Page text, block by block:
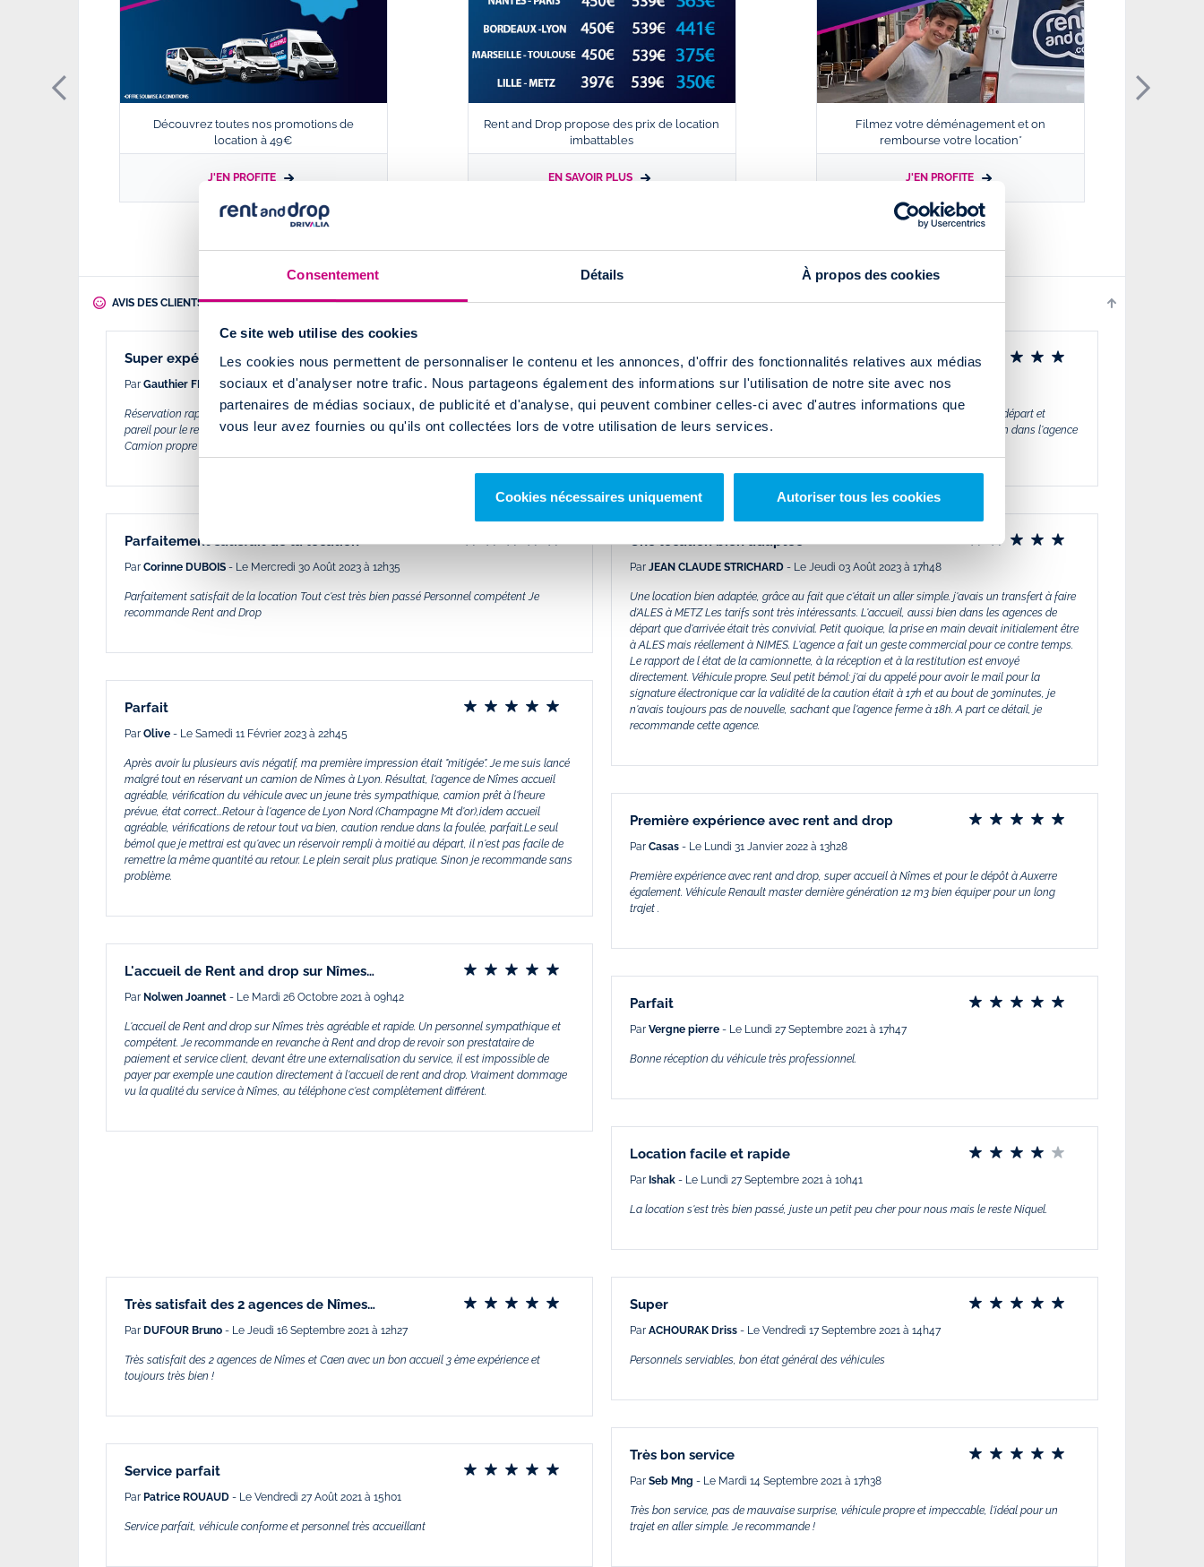
Consentement Détails À propos des cookies
Ce site web utilise des cookies
Les cookies nous permettent de personnaliser le contenu et les annonces, d'offrir des fonctionnalités relatives aux médias
sociaux et d'analyser notre trafic. Nous partageons également des informations sur l'utilisation de notre site avec nos
partenaires de médias sociaux, de publicité et d'analyse, qui peuvent combiner celles-ci avec d'autres informations que
vous leur avez fournies ou qu'ils ont collectées lors de votre utilisation de leurs services.
Cookies nécessaires uniquement Autoriser tous les cookies
Découvrez toutes nos promotions de
location à 49€
J'EN PROFITE
Rent and Drop propose des prix de location
imbattables
EN SAVOIR PLUS
Filmez votre déménagement et on
rembourse votre location*
J'EN PROFITE
AVIS DES CLIENTS DE RENT AND DROP NÎMES
Super expérience !!!
Par Gauthier FLEURY- Le Samedi 15 Février 2025 à 23h39
Réservation rapide par internet, véhicule récupérer rapidement après un tour du véhicule,
pareil pour le retour. Les employés des agences au départ et au retour super sympathique.
Camion propre et super fonctionnel. Je recommande les yeux fermés.
Réservation très simple sur internet…
ParSylvie- Le Mercredi 29 Novembre 2023 à 07h03
Réservation sur internet sans difficultés, très bon accueil dans les agences de départ et
d'arrivée. Camion propre et confortable, le plus est de pouvoir laisser le camion dans l'agence
Parfaitement satisfait de la location
Par Corinne DUBOIS - Le Mercredi 30 Août 2023 à 12h35
Parfaitement satisfait de la location Tout c'est très bien passé Personnel compétent Je
recommande Rent and Drop
Une location bien adaptée
Par JEAN CLAUDE STRICHARD - Le Jeudi 03 Août 2023 à 17h48
Une location bien adaptée, grâce au fait que c'était un aller simple. j'avais un transfert à faire
d'ALES à METZ Les tarifs sont très intéressants. L'accueil, aussi bien dans les agences de
départ que d'arrivée était très convivial. Petit quoique, la prise en main devait initialement être
à ALES mais réellement à NIMES. L'agence a fait un geste commercial pour ce contre temps.
Le rapport de l état de la camionnette, à la réception et à la restitution est envoyé
directement. Véhicule propre. Seul petit bémol: j'ai du appelé pour avoir le mail pour la
signature électronique car la validité de la caution était à 17h et au bout de 30minutes, je
n'avais toujours pas de nouvelle, sachant que l'agence ferme à 18h. A part ce détail, je
recommande cette agence.
Parfait
Par Olive - Le Samedi 11 Février 2023 à 22h45
Après avoir lu plusieurs avis négatif, ma première impression était "mitigée". Je me suis lancé
malgré tout en réservant un camion de Nîmes à Lyon. Résultat, l'agence de Nîmes accueil
agréable, vérification du véhicule avec un jeune très sympathique, camion prêt à l'heure
prévue, état correct...Retour à l'agence de Lyon Nord (Champagne Mt d'or),idem accueil
agréable, vérifications de retour tout va bien, caution rendue dans la foulée, parfait.Le seul
bémol que je mettrai est qu'avec un réservoir rempli à moitié au départ, il n'est pas facile de
remettre la même quantité au retour. Le plein serait plus pratique. Sinon je recommande sans
problème.
Première expérience avec rent and drop
Par Casas - Le Lundi 31 Janvier 2022 à 13h28
Première expérience avec rent and drop, super accueil à Nîmes et pour le dépôt à Auxerre
également. Véhicule Renault master dernière génération 12 m3 bien équiper pour un long
trajet .
L'accueil de Rent and drop sur Nîmes…
Par Nolwen Joannet - Le Mardi 26 Octobre 2021 à 09h42
L'accueil de Rent and drop sur Nîmes très agréable et rapide. Un personnel sympathique et
compétent. Je recommande en revanche à Rent and drop de revoir son prestataire de
paiement et service client, devant être une externalisation du service, il est impossible de
payer par exemple une caution directement à l'accueil de rent and drop. Vraiment dommage
vu la qualité du service à Nîmes, au téléphone c'est complètement différent.
Parfait
Par Vergne pierre - Le Lundi 27 Septembre 2021 à 17h47
Bonne réception du véhicule très professionnel.
Location facile et rapide
Par Ishak - Le Lundi 27 Septembre 2021 à 10h41
La location s'est très bien passé, juste un petit peu cher pour nous mais le reste Niquel.
Super
Par ACHOURAK Driss - Le Vendredi 17 Septembre 2021 à 14h47
Personnels serviables, bon état général des véhicules
Très satisfait des 2 agences de Nîmes…
Par DUFOUR Bruno - Le Jeudi 16 Septembre 2021 à 12h27
Très satisfait des 2 agences de Nîmes et Caen avec un bon accueil 3 ème expérience et
toujours très bien !
Très bon service
Par Seb Mng - Le Mardi 14 Septembre 2021 à 17h38
Très bon service, pas de mauvaise surprise, véhicule propre et impeccable, l'idéal pour un
trajet en aller simple. Je recommande !
Service parfait
Par Patrice ROUAUD - Le Vendredi 27 Août 2021 à 15h01
Service parfait, véhicule conforme et personnel très accueillant